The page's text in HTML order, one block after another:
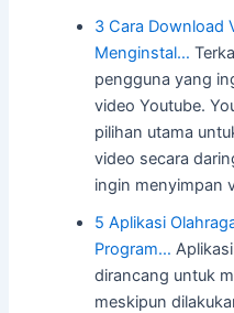
3 Cara Download
Menginstal…
pengguna yang
video Youtube.
pilihan utama
video secara
ingin menyimpan
5 Aplikasi
Program…
dirancang untuk
meskipun